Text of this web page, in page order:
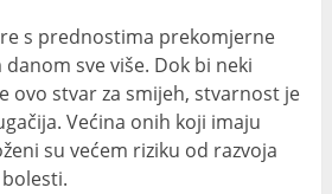
s prednostima prekomjerne
sve više. Dok bi neki
ovo stvar za smijeh, stvarnost je
Većina onih koji imaju
su većem riziku od razvoja